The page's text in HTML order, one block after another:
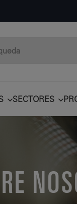
SECTORES